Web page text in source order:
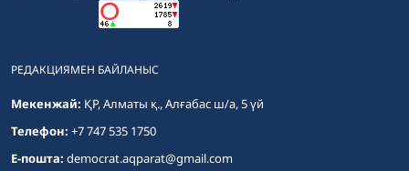
РЕДАКЦИЯМЕН БАЙЛАНЫС
Мекенжай: ҚР, Алматы қ., Алғабас ш/а, 5 үй
Телефон: +7 747 535 1750
E-пошта: democrat.aqparat@gmail.com